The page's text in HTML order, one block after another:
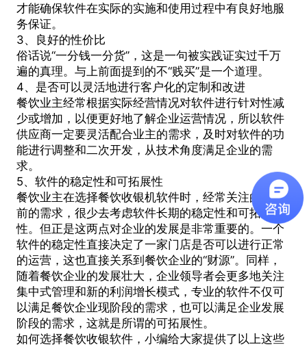
才能确保软件在实际的实施和使用过程中有良好地服
务保证。
3、良好的性价比
俗话说“一分钱一分货”，这是一句被实践证实过千万
遍的真理。与上前面提到的不“贱买”是一个道理。
4、是否可以灵活地进行客户化的定制和改进
餐饮业主经常根据实际经营情况对软件进行针对性减
少或增加，以便更好地了解企业运营情况，所以软件
供应商一定要灵活配合业主的需求，及时对软件的功
能进行调整和二次开发，从技术角度满足企业的需
求。
5、软件的稳定性和可拓展性
餐饮业主在选择餐饮收银机软件时，经常关注的是目
前的需求，很少去考虑软件长期的稳定性和可拓展
性。但正是这两点对企业的发展是非常重要的。一个
软件的稳定性直接决定了一家门店是否可以进行正常
的运营，这也直接关系到餐饮企业的“财源”。同样，
随着餐饮企业的发展壮大，企业领导者会更多地关注
集中式管理和新的利润增长模式，专业的软件不仅可
以满足餐饮企业现阶段的需求，也可以满足企业发展
阶段的需求，这就是所谓的可拓展性。
如何选择餐饮收银软件，小编给大家提供了以上这些